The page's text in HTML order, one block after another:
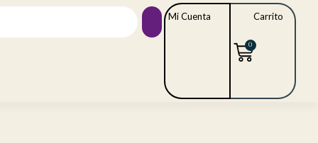
Mi Cuenta
0
Carrito